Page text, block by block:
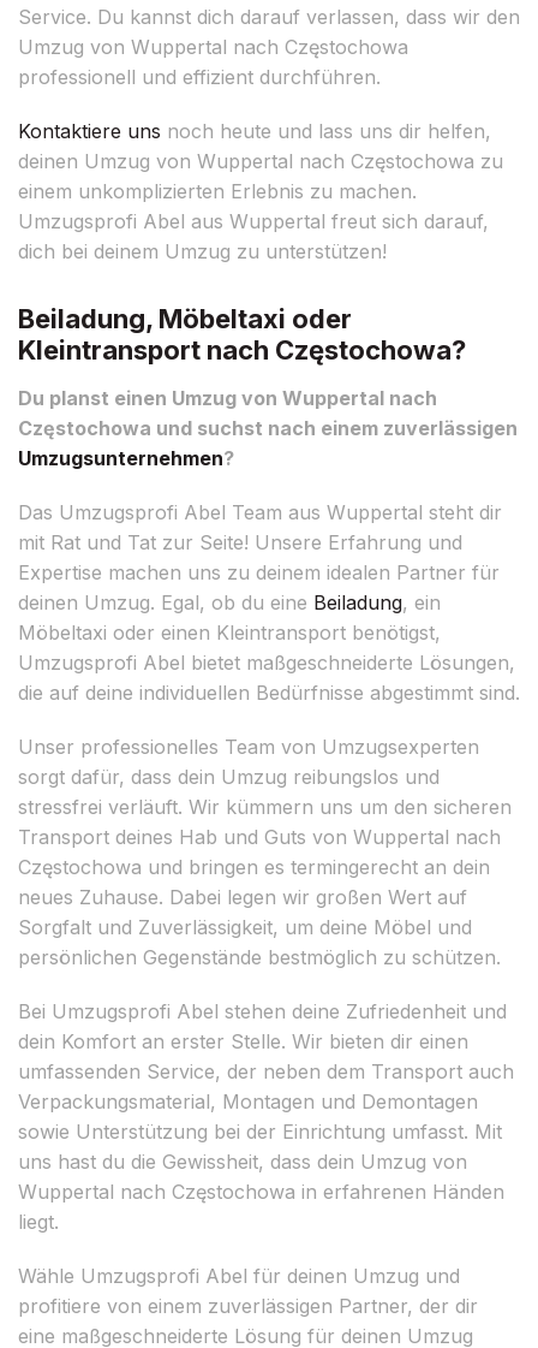
Service. Du kannst dich darauf verlassen, dass wir den
Umzug von Wuppertal nach Częstochowa
professionell und effizient durchführen.
Kontaktiere uns noch heute und lass uns dir helfen,
deinen Umzug von Wuppertal nach Częstochowa zu
einem unkomplizierten Erlebnis zu machen.
Umzugsprofi Abel aus Wuppertal freut sich darauf,
dich bei deinem Umzug zu unterstützen!
Beiladung, Möbeltaxi oder
Kleintransport nach Częstochowa?
Du planst einen Umzug von Wuppertal nach
Częstochowa und suchst nach einem zuverlässigen
Umzugsunternehmen?
Das Umzugsprofi Abel Team aus Wuppertal steht dir
mit Rat und Tat zur Seite! Unsere Erfahrung und
Expertise machen uns zu deinem idealen Partner für
deinen Umzug. Egal, ob du eine Beiladung, ein
Möbeltaxi oder einen Kleintransport benötigst,
Umzugsprofi Abel bietet maßgeschneiderte Lösungen,
die auf deine individuellen Bedürfnisse abgestimmt sind.
Unser professionelles Team von Umzugsexperten
sorgt dafür, dass dein Umzug reibungslos und
stressfrei verläuft. Wir kümmern uns um den sicheren
Transport deines Hab und Guts von Wuppertal nach
Częstochowa und bringen es termingerecht an dein
neues Zuhause. Dabei legen wir großen Wert auf
Sorgfalt und Zuverlässigkeit, um deine Möbel und
persönlichen Gegenstände bestmöglich zu schützen.
Bei Umzugsprofi Abel stehen deine Zufriedenheit und
dein Komfort an erster Stelle. Wir bieten dir einen
umfassenden Service, der neben dem Transport auch
Verpackungsmaterial, Montagen und Demontagen
sowie Unterstützung bei der Einrichtung umfasst. Mit
uns hast du die Gewissheit, dass dein Umzug von
Wuppertal nach Częstochowa in erfahrenen Händen
liegt.
Wähle Umzugsprofi Abel für deinen Umzug und
profitiere von einem zuverlässigen Partner, der dir
eine maßgeschneiderte Lösung für deinen Umzug